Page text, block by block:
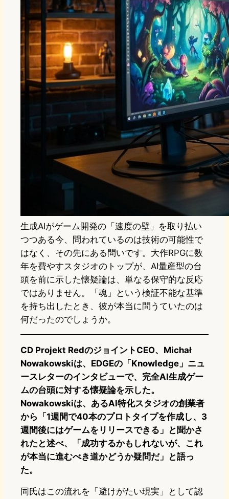
生成AIがゲーム開発の「速度の壁」を取り払い
つつある今、問われているのは技術の可能性で
はなく、その先にある問いです。大作RPGに数
年を費やすスタジオのトップが、AI量産型の台
頭を前に示した懐疑論は、単なる保守的な反応
ではありません。「魂」という検証不能な基準
を持ち出したとき、彼が本当に問うていたのは
何だったのでしょうか。
CD Projekt RedのジョイントCEO、Michał
Nowakowskiは、EDGEの「Knowledge」ニュ
ースレターのインタビューで、完全AI生成ゲー
ムの台頭に対する懐疑論を示した。
Nowakowskiは、あるAI特化スタジオの創業者
から「1週間で40本のプロトタイプを作成し、3
週間後にはゲームをリリースできる」と聞かさ
れたと述べ、「成功するかもしれないが、これ
が本当に進むべき道かどうか疑問だ」と語っ
た。
同氏はこの流れを「避けがたい現実」として認